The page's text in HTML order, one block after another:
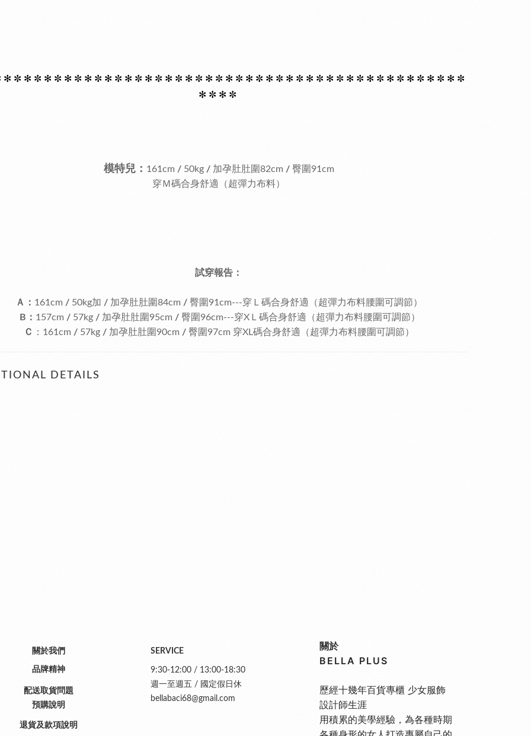
✻ ✼ ✻ ✼ ✻ ✼ ✻ ✼ ✻ ✼ ✻ ✼ ✻ ✼ ✻ ✼ ✻ ✼ ✻ ✼ ✻ ✼ ✻ ✼ ✻ ✼ ✻ ✼ ✻ ✼ ✻ ✼ ✻ ✼ ✻ ✼ ✻ ✼ ✻ ✼ ✻ ✼ ✻ ✼ ✻ ✼
✻ ✼ ✻ ✼
模特兒： 161cm /50kg/ 加孕肚肚圍82cm / 臀圍91cm
穿Ｍ碼合身舒適（超彈力布料）
試穿報告：
Ａ： 161cm/ 50kg加 /加孕肚肚圍84cm / 臀圍91cm---穿Ｌ碼合身舒適（超彈力布料腰圍可調節）
B： 157cm / 57kg / 加孕肚肚圍95cm / 臀圍96cm---穿XＬ碼合身舒適（超彈力布料腰圍可調節）
Ｃ
：161cm / 57kg / 加孕肚肚圍90cm / 臀圍97cm 穿XL碼合身舒適（超彈力布料腰圍可調節）
DETAILS
關於我們
品牌精神
配送取貨問題
預購說明
退貨及款項說明
SERVICE
9:30-12:00 / 13:00-18:30
週一至週五 / 國定假日休
bellabaci68@gmail.com
關於
BELLA PLUS
歷經十幾年百貨專櫃 少女服飾
設計師生涯
用積累的美學經驗，為各種時期